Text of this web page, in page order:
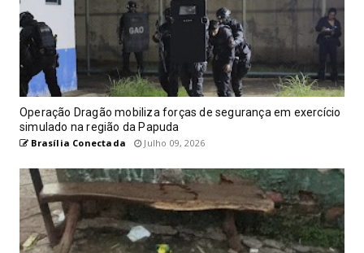
Operação Dragão mobiliza forças de segurança em exercício
simulado na região da Papuda
Brasília Conectada Julho 09, 2026